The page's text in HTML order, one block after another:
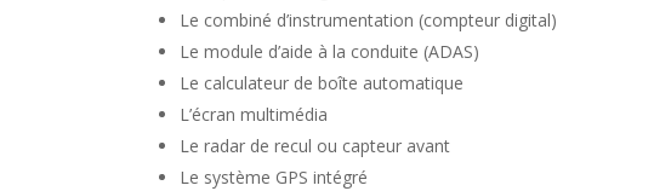
Le combiné d’instrumentation (compteur digital)
Le module d’aide à la conduite (ADAS)
Le calculateur de boîte automatique
L’écran multimédia
Le radar de recul ou capteur avant
Le système GPS intégré